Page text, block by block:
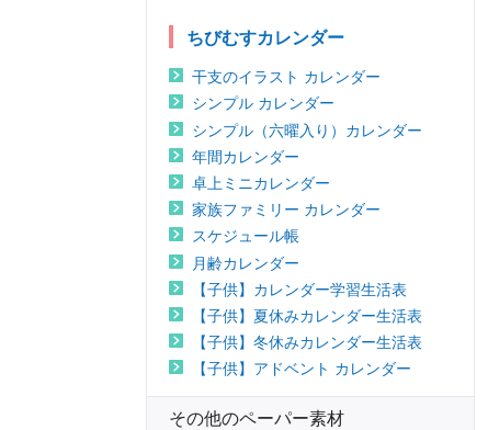
ちびむすカレンダー
干支のイラスト カレンダー
シンプル カレンダー
シンプル（六曜入り）カレンダー
年間カレンダー
卓上ミニカレンダー
家族ファミリー カレンダー
スケジュール帳
月齢カレンダー
【子供】カレンダー学習生活表
【子供】夏休みカレンダー生活表
【子供】冬休みカレンダー生活表
【子供】アドベント カレンダー
その他のペーパー素材